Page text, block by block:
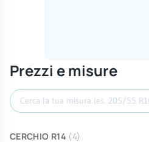
Prezzi e misure
Cerca misura
CERCHIO R14 (4)